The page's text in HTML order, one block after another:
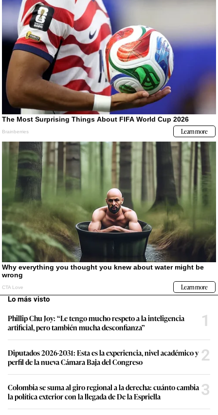
Lo más visto
Phillip Chu Joy: “Le tengo mucho respeto a la inteligencia
artificial, pero también mucha desconfianza”
1
Diputados 2026-2031: Esta es la experiencia, nivel académico y
perfil de la nueva Cámara Baja del Congreso
2
Colombia se suma al giro regional a la derecha: cuánto cambia
la política exterior con la llegada de De la Espriella
3